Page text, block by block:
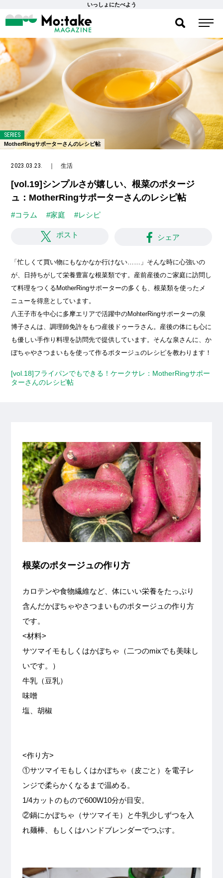
いっしょにたべよう
SERIES
MotherRingサポーターさんのレシピ帖
2023.03.23. ｜生活
[vol.19]シンプルさが嬉しい、根菜のポタージ
ュ：MotherRingサポーターさんのレシピ帖
#コラム #家庭 #レシピ
ポスト シェア
「忙しくて買い物にもなかなか行けない……」そんな時に心強いの
が、日持ちがして栄養豊富な根菜類です。産前産後のご家庭に訪問し
て料理をつくるMotherRingサポーターの多くも、根菜類を使ったメ
ニューを得意としています。
八王子市を中心に多摩エリアで活躍中のMohterRingサポーターの泉
博子さんは、調理師免許をもつ産後ドゥーラさん。産後の体にも心に
も優しい手作り料理を訪問先で提供しています。そんな泉さんに、か
ぼちゃやさつまいもを使って作るポタージュのレシピを教わります！
[vol.18]フライパンでもできる！ケークサレ：MotherRingサポー
ターさんのレシピ帖
根菜のポタージュの作り方
カロテンや食物繊維など、体にいい栄養をたっぷり
含んだかぼちゃやさつまいものポタージュの作り方
です。
<材料>
サツマイモもしくはかぼちゃ（二つのmixでも美味し
いです。）
牛乳（豆乳）
味噌
塩、胡椒
<作り方>
①サツマイモもしくはかぼちゃ（皮ごと）を電子レ
ンジで柔らかくなるまで温める。
1/4カットのもので600W10分が目安。
②鍋にかぼちゃ（サツマイモ）と牛乳少しずつを入
れ麺棒、もしくはハンドブレンダーでつぶす。